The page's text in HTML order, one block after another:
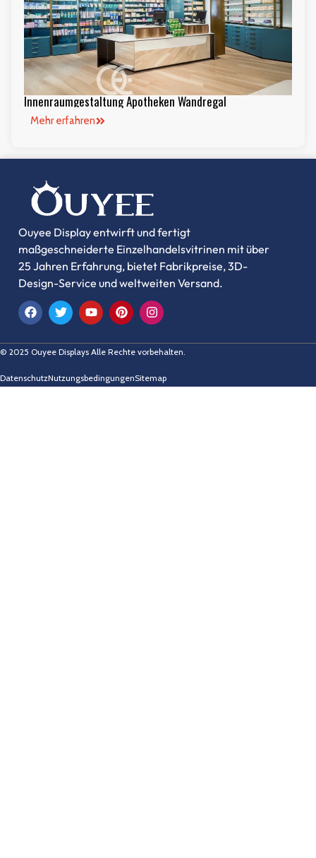
Innenraumgestaltung Apotheken Wandregal
Mehr erfahren
Ouyee Display entwirft und fertigt
maßgeschneiderte Einzelhandelsvitrinen mit über
25 Jahren Erfahrung, bietet Fabrikpreise, 3D-
Design-Service und weltweiten Versand.
© 2025 Ouyee Displays Alle Rechte vorbehalten.
DatenschutzNutzungsbedingungenSitemap